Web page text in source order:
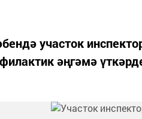
участок
әңгәмә